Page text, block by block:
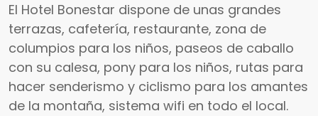
El Hotel Bonestar dispone de unas grandes
terrazas, cafetería, restaurante, zona de
columpios para los niños, paseos de caballo
con su calesa, pony para los niños, rutas para
hacer senderismo y ciclismo para los amantes
de la montaña, sistema wifi en todo el local.